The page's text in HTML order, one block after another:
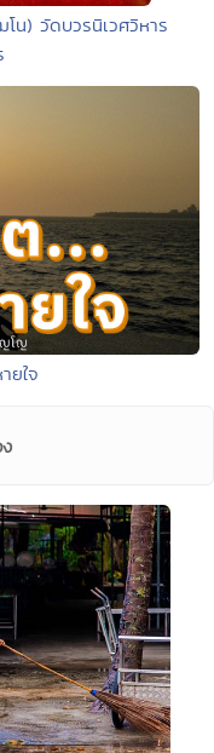
) วัดบวรนิเวศวิหาร
ยใจ